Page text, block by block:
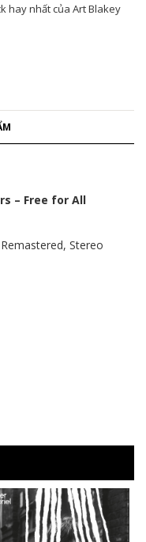
hay nhất của Art Blakey
‎– Free for All
Stereo